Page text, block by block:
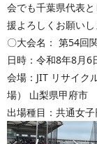
会でも千葉県代表
援よろしくお願いし
〇大会名： 第54回
日時：令和8年8月6
会場：JIT リサイク
場） 山梨県甲府市
出場種目：共通女